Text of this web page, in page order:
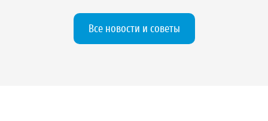
Все новости и советы